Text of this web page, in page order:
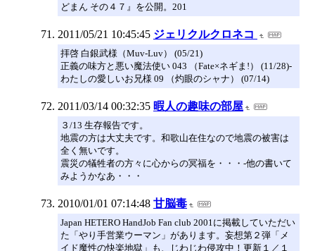
どまん その４７』を公開。201
2011/05/21 10:45:45 ジェリクルクロネコ
拝啓 白銀武様（Muv-Luv） (05/21)
正義の味方と悪い魔法使い 043 （Fate×ネギま!） (11/28)-
わたしの愛しいお兄様 09 （灼眼のシャナ） (07/14)
2011/03/14 00:32:35 暇人の趣味の部屋
３/13 生存報告です。
地震の方は大丈夫です。和歌山在住なので地震の被害は
全く無いです。
震災の犠牲者の方々に心からの冥福を・・・-他の書いて
みようかなあ・・・
2010/01/01 07:14:48 甘脳毒
Japan HETERO HandJob Fan club 2001に掲載していただい
た「やり手営業ウーマン」があります。妄想第２弾「メ
イド魔性の快楽地獄」も、じわじわ侵攻中！更新１／１